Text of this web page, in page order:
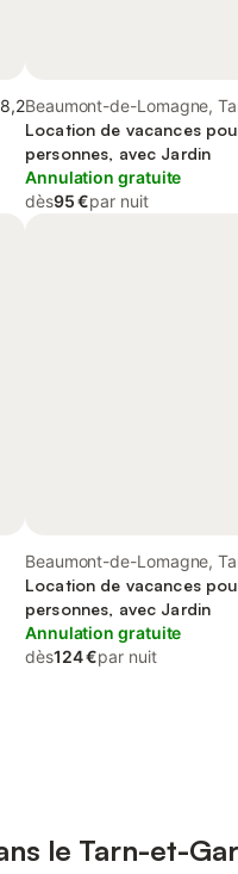
8,2Beaumont-de-Lomagne,
Garonne
Location de vacances
personnes, avec Jardin
Annulation gratuite
dès95 €par nuit
Beaumont-de-Lomagne,
Location de vacances
personnes, avec Jardin
Annulation gratuite
dès124 €par nuit
le Tarn-et-